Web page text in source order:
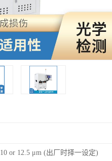
10 or 12.5 μm (出厂时择一设定)